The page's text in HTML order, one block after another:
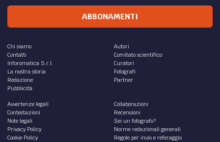
ABBONAMENTI
Chi siamo
Contatti
Inforomatica S.r.l.
La nostra storia
Redazione
Pubblicità
Autori
Comitato scientifico
Curatori
Fotografi
Partner
Avvertenze legali
Contestazioni
Note legali
Privacy Policy
Cookie Policy
Collaborazioni
Recensioni
Sei un fotografo?
Norme redazionali generali
Regole per invio e referaggio